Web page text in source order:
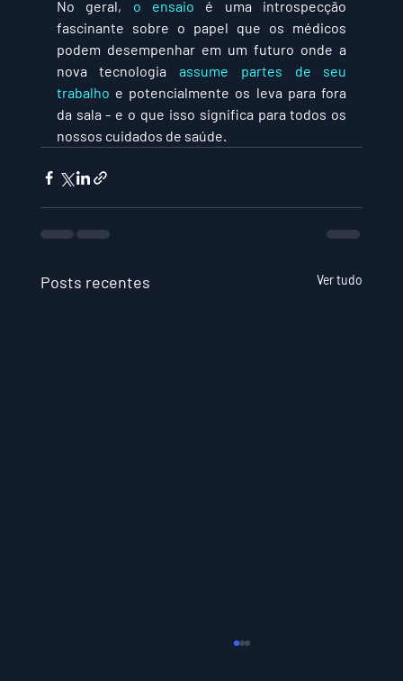
No geral, o ensaio é uma introspecção
fascinante sobre o papel que os médicos
podem desempenhar em um futuro onde a
nova tecnologia assume partes de seu
trabalho e potencialmente os leva para fora
da sala - e o que isso significa para todos os
nossos cuidados de saúde.
Posts recentes Ver tudo